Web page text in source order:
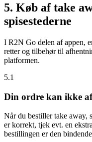
5. Køb af take
spisestederne
I R2N Go delen af appen,
retter og tilbehør til
platformen.
5.1
Din ordre kan ikke
Når du bestiller take away,
er korrekt, tjek evt. en
bestillingen er den